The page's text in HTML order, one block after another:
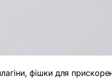
фішки для